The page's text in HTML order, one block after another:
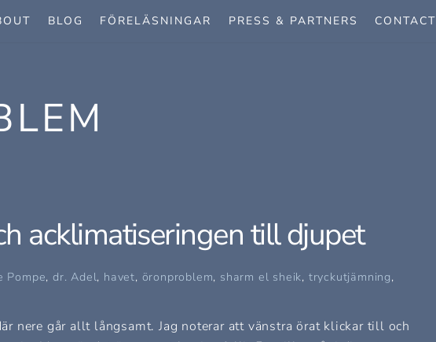
BLOG FÖRELÄSNINGAR PRESS & PARTNERS CONTACT
acklimatiseringen till djupet
Pompe,dr. Adel, havet, öronproblem, sharm el sheik, tryckutjämning,
nere går allt långsamt. Jag noterar att vänstra örat klickar till och